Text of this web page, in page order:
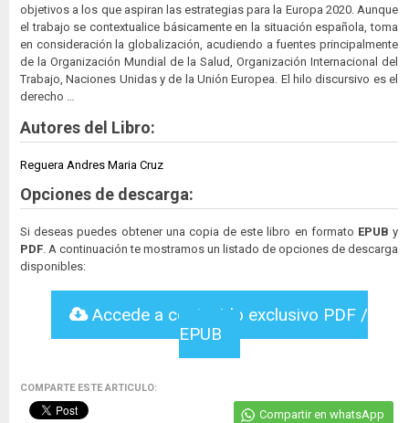
objetivos a los que aspiran las estrategias para la Europa 2020. Aunque
el trabajo se contextualice básicamente en la situación española, toma
en consideración la globalización, acudiendo a fuentes principalmente
de la Organización Mundial de la Salud, Organización Internacional del
Trabajo, Naciones Unidas y de la Unión Europea. El hilo discursivo es el
derecho …
Autores del Libro:
Reguera Andres Maria Cruz
Opciones de descarga:
Si deseas puedes obtener una copia de este libro en formato EPUB y
PDF . A continuación te mostramos un listado de opciones de descarga
disponibles:
Accede a contenido exclusivo PDF /
EPUB
COMPARTE ESTE ARTICULO:
Compartir en whatsApp